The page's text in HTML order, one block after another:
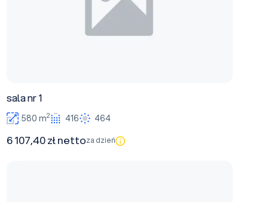
sala nr 1
580 m2 416 464
6 107,40 zł nettoza dzień